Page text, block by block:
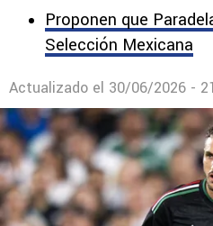
Proponen que
Selección Mexicana
Actualizado el 30/06/2026 -